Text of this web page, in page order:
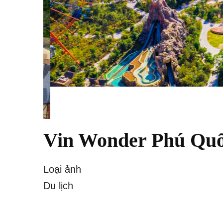
Vin Wonder Phú
Loại ảnh
Du lịch